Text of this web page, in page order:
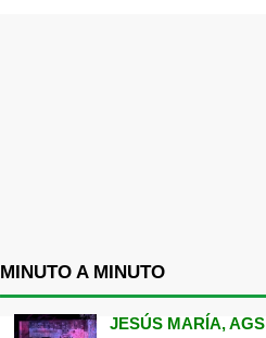
MINUTO A MINUTO
JESÚS MARÍA, AGS